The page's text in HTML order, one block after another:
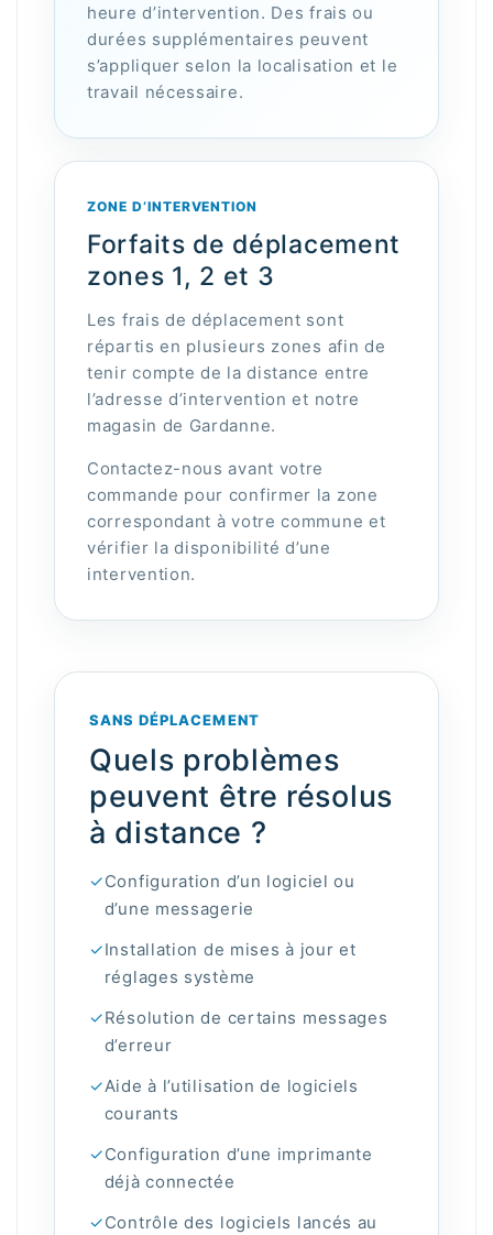
heure d’intervention. Des frais ou
durées supplémentaires peuvent
s’appliquer selon la localisation et le
travail nécessaire.
ZONE D’INTERVENTION
Forfaits de déplacement
zones 1, 2 et 3
Les frais de déplacement sont
répartis en plusieurs zones afin de
tenir compte de la distance entre
l’adresse d’intervention et notre
magasin de Gardanne.
Contactez-nous avant votre
commande pour confirmer la zone
correspondant à votre commune et
vérifier la disponibilité d’une
intervention.
SANS DÉPLACEMENT
Quels problèmes
peuvent être résolus
à distance ?
✓Configuration d’un logiciel ou
d’une messagerie
✓Installation de mises à jour et
réglages système
✓Résolution de certains messages
d’erreur
✓Aide à l’utilisation de logiciels
courants
✓Configuration d’une imprimante
déjà connectée
✓Contrôle des logiciels lancés au